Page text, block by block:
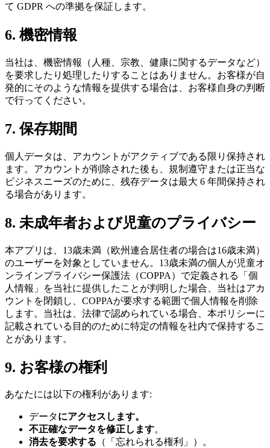
て GDPR への準拠を保証します。
6. 機密情報
当社は、機密情報（人種、宗教、健康に関するデータなど）
を要求したり処理したりすることはありません。お客様が自
発的にそのような情報を提供する場合は、お客様自身の判断
で行ってください。
7. 保存期間
個人データは、アカウントがアクティブである限り保持され
ます。アカウントが削除された後も、規制遵守または正当な
ビジネスニーズのために、残存データは最大 6 年間保持され
る場合があります。
8. 未成年者および児童のプライバシー
本アプリは、13歳未満（欧州連合居住者の場合は16歳未満）
のユーザーを対象としていません。13歳未満の個人が児童オ
ンラインプライバシー保護法（COPPA）で定義される「個
人情報」を当社に提供したことが判明した場合、当社はアカ
ウントを閉鎖し、COPPAが要求する範囲で個人情報を削除
します。当社は、法律で認められている場合、本ポリシーに
記載されている目的のために特定の情報を社内で保持するこ
とがあります。
9. お客様の権利
あなたには以下の権利があります:
データにアクセスします。
不正確なデータを修正します。
消去を要求する （「忘れられる権利」）。